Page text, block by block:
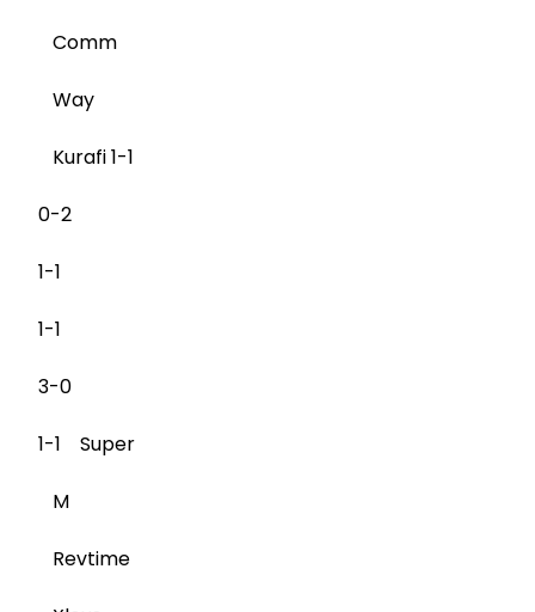
Comm
Way
Kurafi 1-1
0-2
1-1
1-1
3-0
1-1 Super
M
Revtime